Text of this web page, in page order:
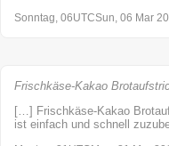
Sonntag, 06UTCSun, 06 Mar
Frischkäse-Kakao
[…] Frischkäse-Kakao
ist einfach und schnell